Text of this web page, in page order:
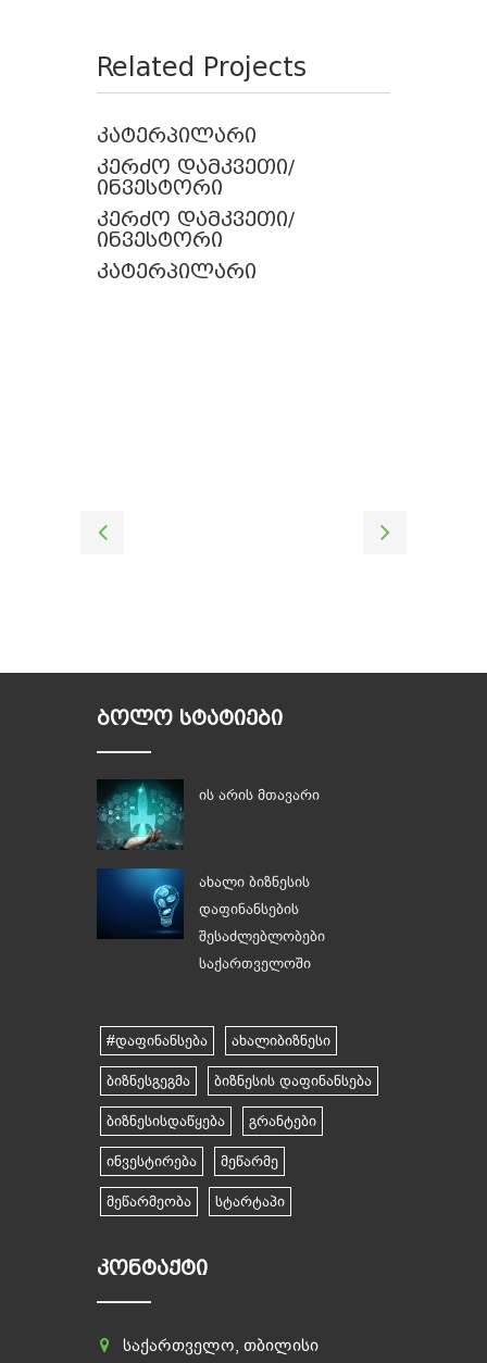
Related Projects
კატერპილარი
კერძო დამკვეთი/
ინვესტორი
კერძო დამკვეთი/
ინვესტორი
კატერპილარი
ᲑᲝᲚᲝ ᲡᲢᲐᲢᲘᲔᲑᲘ
ის არის მთავარი
ახალი ბიზნესის
დაფინანსების
შესაძლებლობები
საქართველოში
#დაფინანსება ახალიბიზნესი
ბიზნესგეგმა ბიზნესის დაფინანსება
ბიზნესისდაწყება გრანტები
ინვესტირება მეწარმე
მეწარმეობა სტარტაპი
ᲙᲝᲜᲢᲐᲥᲢᲘ
საქართველო, თბილისი